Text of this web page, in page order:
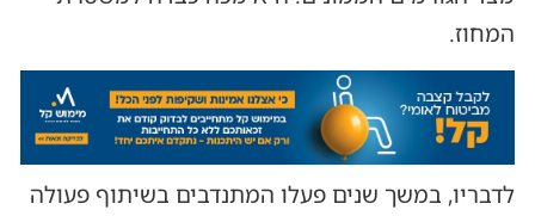
המחוז.
לדבריו, במשך שנים פעלו המתנדבים בשיתוף פעולה